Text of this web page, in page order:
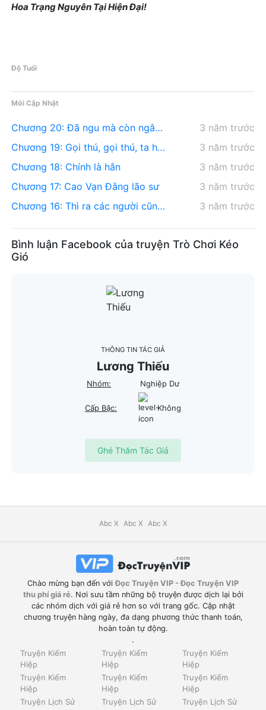
Hoa Trạng Nguyên Tại Hiện Đại!
Độ Tuổi
Mới Cập Nhật
Chương 20: Đã ngu mà còn ngây thơ
3 năm trước
Chương 19: Gọi thú, gọi thú, ta hỏi ngươi một vấn đề
3 năm trước
Chương 18: Chính là hắn
3 năm trước
Chương 17: Cao Vạn Đằng lão sư
3 năm trước
Chương 16: Thì ra các người cũng có cái này
3 năm trước
Bình luận Facebook của truyện Trò Chơi Kéo
Gió
THÔNG TIN TÁC GIẢ
Lương Thiếu
Nhóm: Nghiệp Dư
Cấp Bậc: Không
Ghé Thăm Tác Giả
Abc X Abc X Abc X
Chào mừng bạn đến vớiĐọc Truyện VIP - Đọc Truyện VIP
thu phí giá rẻ. Nơi sưu tầm những bộ truyện được dịch lại bởi
các nhóm dịch với giá rẻ hơn so với trang gốc. Cập nhật
chương truyện hàng ngày, đa dạng phương thức thanh toán,
hoàn toàn tự động.
.
Truyện Kiếm
Hiệp
Truyện Kiếm
Hiệp
Truyện Lịch Sử
Truyện Kiếm
Hiệp
Truyện Kiếm
Hiệp
Truyện Lịch Sử
Truyện Kiếm
Hiệp
Truyện Kiếm
Hiệp
Truyện Lịch Sử